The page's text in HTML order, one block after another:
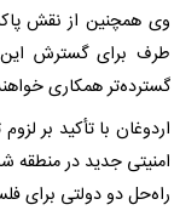
وی همچنین از نقش
طرف برای گسترش
گسترده‌تر همکاری
اردوغان با تأکید بر
امنیتی جدید در منطقه
راه‌حل دو دولتی برای